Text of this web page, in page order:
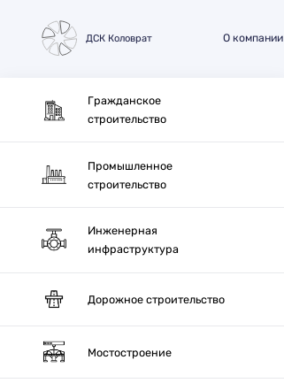
ДСК Коловрат О компании
Гражданское
строительство
Промышленное
строительство
Инженерная
инфраструктура
Дорожное строительство
Мостостроение